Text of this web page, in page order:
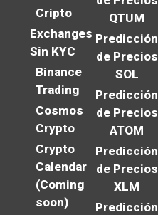
Cripto
Exchanges
Sin KYC
Binance
Trading
Cosmos
Crypto
Crypto
Calendar
(Coming
soon)
QTUM
Predicción
de Precios
SOL
Predicción
de Precios
ATOM
Predicción
de Precios
XLM
Predicción